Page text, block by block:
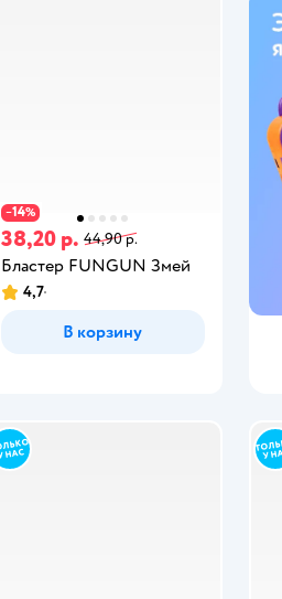
−14%
38,20 р. 44,90 р.
Бластер FUNGUN Змей
4,7
В корзину